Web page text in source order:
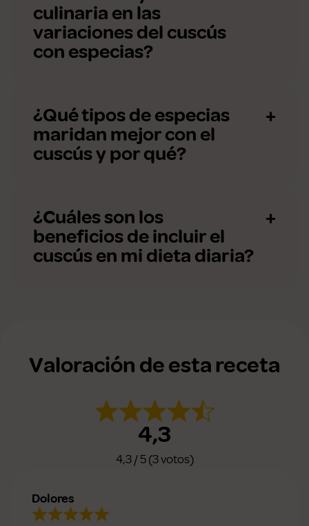
culinaria en las
variaciones del cuscús
con especias?
¿Qué tipos de especias
maridan mejor con el
cuscús y por qué?
¿Cuáles son los
beneficios de incluir el
cuscús en mi dieta diaria?
Valoración de esta receta
4,3
4,3 / 5 (3 votos)
Dolores